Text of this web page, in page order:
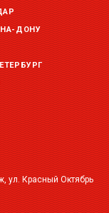
137 )
)
ДОНУ
ул. Красный Октябрь